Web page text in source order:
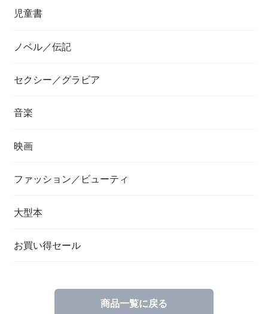
児童書
ノベル／伝記
セクシー／グラビア
音楽
映画
ファッション／ビューティ
大型本
お買い得セール
商品一覧に戻る